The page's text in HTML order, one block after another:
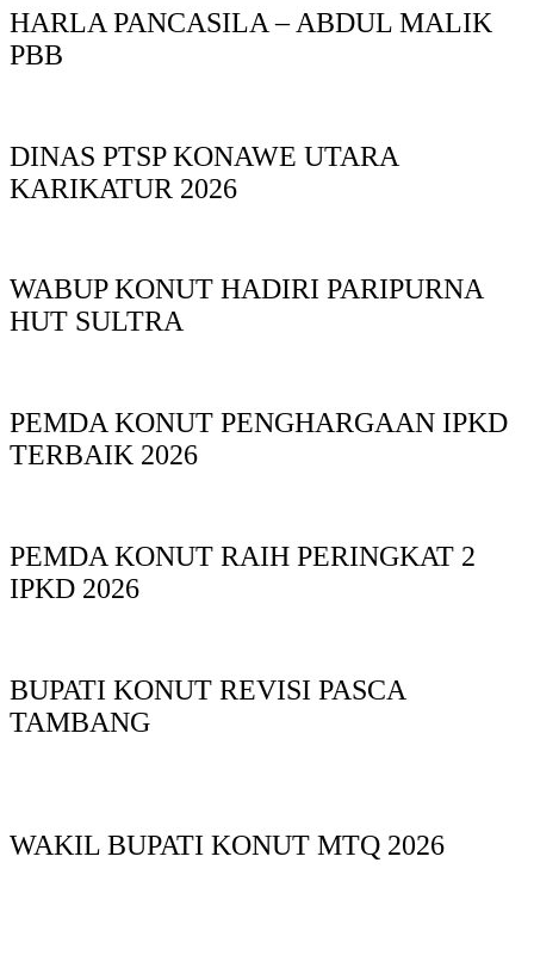
HARLA PANCASILA – ABDUL MALIK
PBB
DINAS PTSP KONAWE UTARA
KARIKATUR 2026
WABUP KONUT HADIRI PARIPURNA
HUT SULTRA
PEMDA KONUT PENGHARGAAN IPKD
TERBAIK 2026
PEMDA KONUT RAIH PERINGKAT 2
IPKD 2026
BUPATI KONUT REVISI PASCA
TAMBANG
WAKIL BUPATI KONUT MTQ 2026